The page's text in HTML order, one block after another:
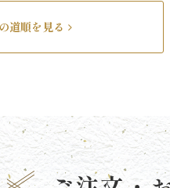
道順を見る